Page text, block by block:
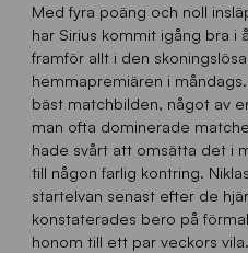
Med fyra poäng och noll
har Sirius kommit igång bra i
framför allt i den
hemmapremiären i
bäst matchbilden, något av
man ofta dominerade
hade svårt att omsätta det i
till någon farlig kontring.
startelvan senast efter de
konstaterades bero på
honom till ett par veckors